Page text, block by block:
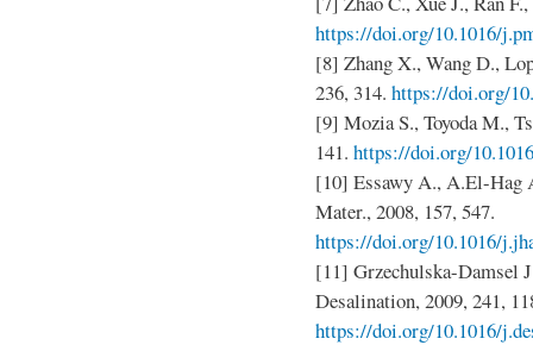
https://doi.org/10.1016/
[8] Zhang X., Wang D.,
236, 314. https://doi.org/
[9] Mozia S., Toyoda M.,
141. https://doi.org/
[10] Essawy A., A.El-Hag
Mater., 2008, 157, 547.
https://doi.org/10.1016/
[11] Grzechulska-Damsel
Desalination, 2009, 241,
https://doi.org/10.1016/